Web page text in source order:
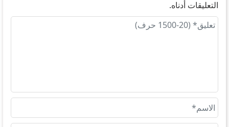
التعليقات أدناه.